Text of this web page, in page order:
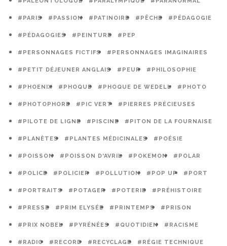
#PARIS #PASSION #PATINOIRE #PÊCHE #PÉDAGOGIE
#PÉDAGOGIES #PEINTURE #PEP
#PERSONNAGES FICTIFS #PERSONNAGES IMAGINAIRES
#PETIT DÉJEUNER ANGLAIS #PEUR #PHILOSOPHIE
#PHOENIX #PHOQUE #PHOQUE DE WEDELL #PHOTO
#PHOTOPHORE #PIC VERT #PIERRES PRÉCIEUSES
#PILOTE DE LIGNE #PISCINE #PITON DE LA FOURNAISE
#PLANÈTES #PLANTES MÉDICINALES #POÉSIE
#POISSON #POISSON D'AVRIL #POKEMON #POLAR
#POLICE #POLICIER #POLLUTION #POP UP #PORT
#PORTRAITS #POTAGER #POTERIE #PRÉHISTOIRE
#PRESSE #PRIM ELYSÉE #PRINTEMPS #PRISON
#PRIX NOBEL #PYRÉNÉES #QUOTIDIEN #RACISME
#RADIO #RECORD #RECYCLAGE #RÉGIE TECHNIQUE